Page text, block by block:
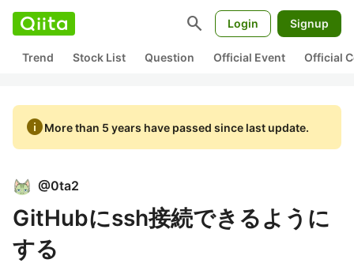
search Login Signup
Trend Stock List Question Official Event Official
infoMore than 5 years have passed since last update.
@0ta2
GitHubにssh接続できるように
する